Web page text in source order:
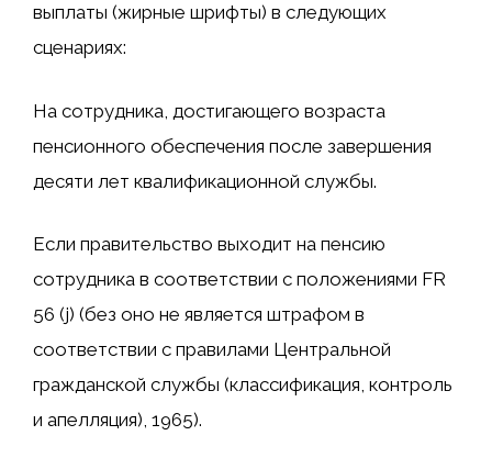
выплаты (жирные шрифты) в следующих
сценариях:
На сотрудника, достигающего возраста
пенсионного обеспечения после завершения
десяти лет квалификационной службы.
Если правительство выходит на пенсию
сотрудника в соответствии с положениями FR
56 (j) (без оно не является штрафом в
соответствии с правилами Центральной
гражданской службы (классификация, контроль
и апелляция), 1965).